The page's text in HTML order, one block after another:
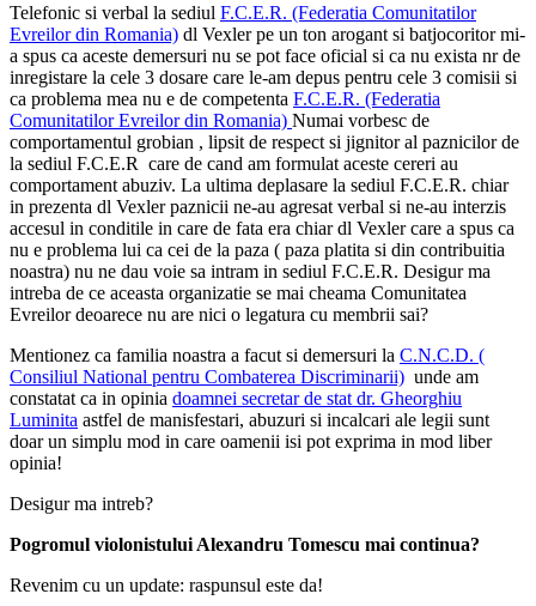
Telefonic si verbal la sediul F.C.E.R. (Federatia Comunitatilor
Evreilor din Romania) dl Vexler pe un ton arogant si batjocoritor mi-
a spus ca aceste demersuri nu se pot face oficial si ca nu exista nr de
inregistare la cele 3 dosare care le-am depus pentru cele 3 comisii si
ca problema mea nu e de competenta F.C.E.R. (Federatia
Comunitatilor Evreilor din Romania) Numai vorbesc de
comportamentul grobian , lipsit de respect si jignitor al paznicilor de
la sediul F.C.E.R care de cand am formulat aceste cereri au
comportament abuziv. La ultima deplasare la sediul F.C.E.R. chiar
in prezenta dl Vexler paznicii ne-au agresat verbal si ne-au interzis
accesul in conditile in care de fata era chiar dl Vexler care a spus ca
nu e problema lui ca cei de la paza ( paza platita si din contribuitia
noastra) nu ne dau voie sa intram in sediul F.C.E.R. Desigur ma
intreba de ce aceasta organizatie se mai cheama Comunitatea
Evreilor deoarece nu are nici o legatura cu membrii sai?
Mentionez ca familia noastra a facut si demersuri la C.N.C.D. (
Consiliul National pentru Combaterea Discriminarii) unde am
constatat ca in opinia doamnei secretar de stat dr. Gheorghiu
Luminita astfel de manisfestari, abuzuri si incalcari ale legii sunt
doar un simplu mod in care oamenii isi pot exprima in mod liber
opinia!
Desigur ma intreb?
Pogromul violonistului Alexandru Tomescu mai continua?
Revenim cu un update: raspunsul este da!